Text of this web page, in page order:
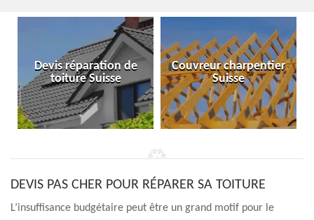
Devis réparation de
toiture Suisse
Couvreur charpentier
Suisse
DEVIS PAS CHER POUR RÉPARER SA TOITURE
L’insuffisance budgétaire peut être un grand motif pour le